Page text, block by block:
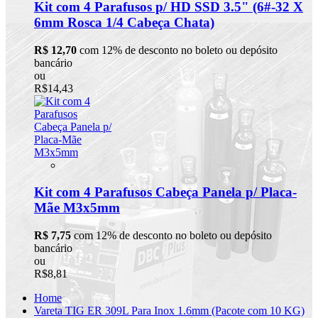
Kit com 4 Parafusos p/ HD SSD 3.5" (6#-32 X
6mm Rosca 1/4 Cabeça Chata)
R$ 12,70 com 12% de desconto no boleto ou depósito
bancário
ou
R$14,43
Kit com 4 Parafusos Cabeça Panela p/ Placa-
Mãe M3x5mm
R$ 7,75com 12% de desconto no boleto ou depósito
bancário
ou
R$8,81
Home
Vareta TIG ER 309L Para Inox 1.6mm (Pacote com 10 KG)